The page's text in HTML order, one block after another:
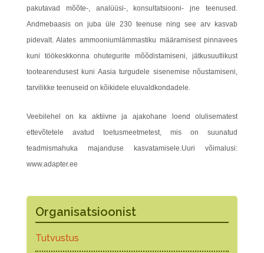
pakutavad mõõte-, analüüsi-, konsultatsiooni- jne teenused.
Andmebaasis on juba üle 230 teenuse ning see arv kasvab
pidevalt. Alates ammooniumlämmastiku määramisest pinnavees
kuni töökeskkonna ohutegurite mõõdistamiseni, jätkusuutlikust
tootearendusest kuni Aasia turgudele sisenemise nõustamiseni,
tarvilikke teenuseid on kõikidele eluvaldkondadele.
Veebilehel on ka aktiivne ja ajakohane loend olulisematest
ettevõtetele avatud toetusmeetmetest, mis on suunatud
teadmismahuka majanduse kasvatamisele.Uuri võimalusi:
www.adapter.ee
Organisatsioonist
Tutvustus